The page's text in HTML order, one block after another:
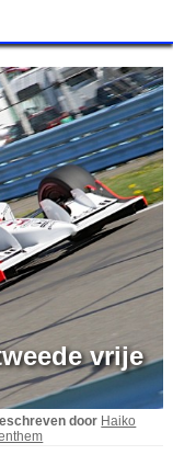
vrije
door Haiko